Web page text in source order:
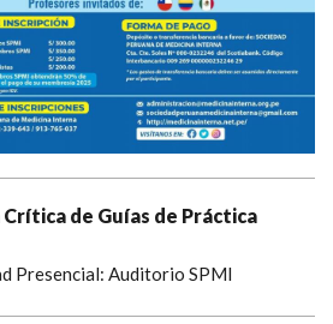
de Guías de Práctica
Presencial: Auditorio SPMI